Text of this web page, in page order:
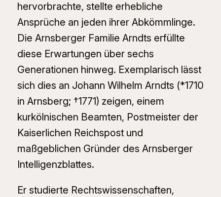
hervorbrachte, stellte erhebliche
Ansprüche an jeden ihrer Abkömmlinge.
Die Arnsberger Familie Arndts erfüllte
diese Erwartungen über sechs
Generationen hinweg. Exemplarisch lässt
sich dies an Johann Wilhelm Arndts (*1710
in Arnsberg; †1771) zeigen, einem
kurkölnischen Beamten, Postmeister der
Kaiserlichen Reichspost und
maßgeblichen Gründer des Arnsberger
Intelligenzblattes.
Er studierte Rechtswissenschaften,